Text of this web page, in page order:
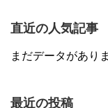
直近の人気記事
まだデータがあり
最近の投稿